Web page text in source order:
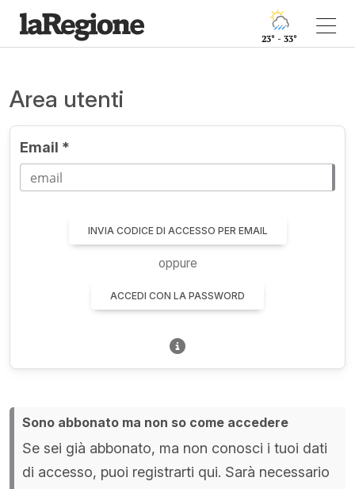
23° - 33°
Area utenti
Email *
INVIA CODICE DI ACCESSO PER EMAIL
oppure
ACCEDI CON LA PASSWORD
Sono abbonato ma non so come accedere
Se sei già abbonato, ma non conosci i tuoi dati
di accesso, puoi registrarti qui. Sarà necessario